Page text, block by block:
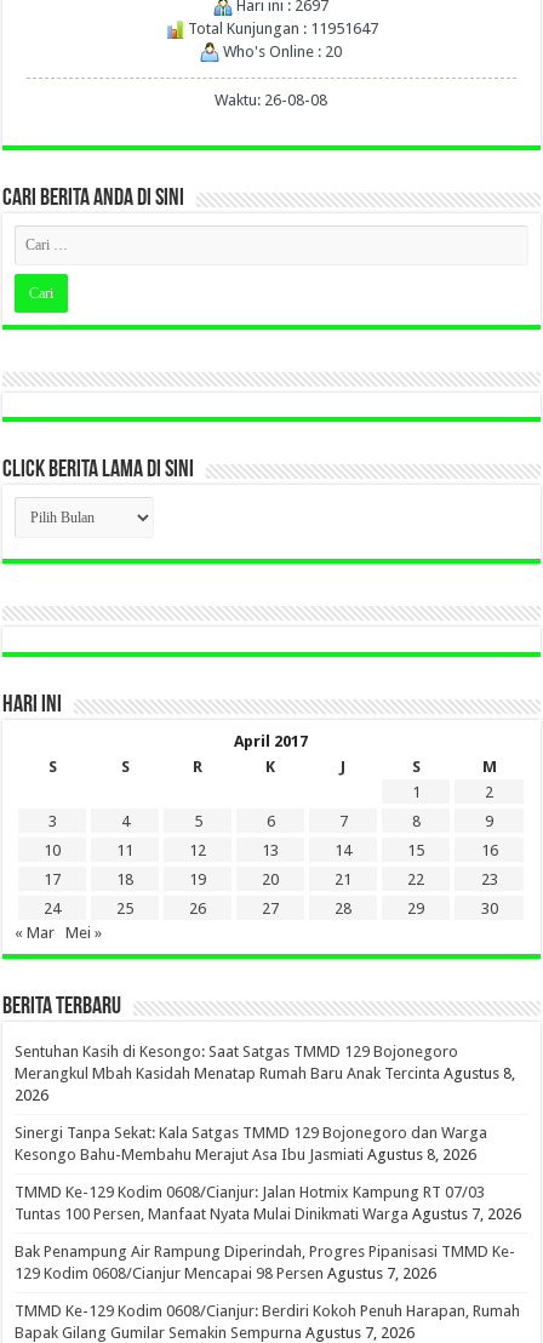
Hari ini : 2697
Total Kunjungan : 11951647
Who's Online : 20
Waktu: 26-08-08
CARI BERITA ANDA DI SINI
CLICK BERITA LAMA DI SINI
CLICK
BERITA
LAMA
DI
HARI INI
April 2017
S
S R K J S
M
1
2
3
4 5 6 7 8
9
10
11 12 13 14 15
16
17
18 19 20 21 22
23
24
25 26 27 28 29
30
« Mar
Mei »
BERITA TERBARU
Sentuhan Kasih di Kesongo: Saat Satgas TMMD 129 Bojonegoro
Merangkul Mbah Kasidah Menatap Rumah Baru Anak Tercinta Agustus 8,
2026
Sinergi Tanpa Sekat: Kala Satgas TMMD 129 Bojonegoro dan Warga
Kesongo Bahu-Membahu Merajut Asa Ibu Jasmiati Agustus 8, 2026
TMMD Ke-129 Kodim 0608/Cianjur: Jalan Hotmix Kampung RT 07/03
Tuntas 100 Persen, Manfaat Nyata Mulai Dinikmati Warga Agustus 7, 2026
Bak Penampung Air Rampung Diperindah, Progres Pipanisasi TMMD Ke-
129 Kodim 0608/Cianjur Mencapai 98 Persen Agustus 7, 2026
TMMD Ke-129 Kodim 0608/Cianjur: Berdiri Kokoh Penuh Harapan, Rumah
Bapak Gilang Gumilar Semakin Sempurna Agustus 7, 2026